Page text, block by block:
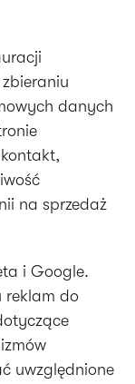
danych
na sprzedaż
i Google.
reklam do
uwzględnione